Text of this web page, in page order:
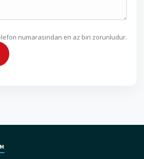
numarasından en az biri zorunludur.